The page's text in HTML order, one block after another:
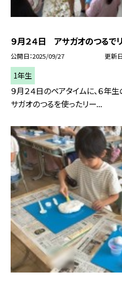
９月２４日 アサガオのつるでリ
公開日 2025/09/27 更新
1年生
９月２４日のペアタイムに、６年
サガオのつるを使ったリー...